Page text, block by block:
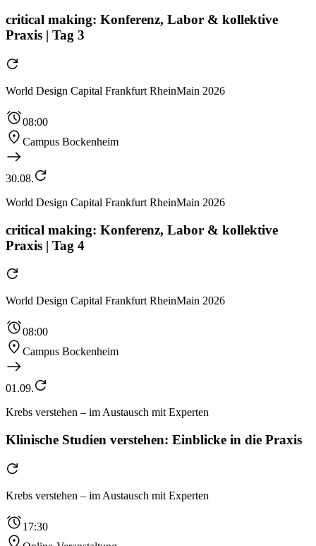
critical making: Konferenz, Labor & kollektive
Praxis | Tag 3
World Design Capital Frankfurt RheinMain 2026
08:00
Campus Bockenheim
30.08.
World Design Capital Frankfurt RheinMain 2026
critical making: Konferenz, Labor & kollektive
Praxis | Tag 4
World Design Capital Frankfurt RheinMain 2026
08:00
Campus Bockenheim
01.09.
Krebs verstehen – im Austausch mit Experten
Klinische Studien verstehen: Einblicke in die Praxis
Krebs verstehen – im Austausch mit Experten
17:30